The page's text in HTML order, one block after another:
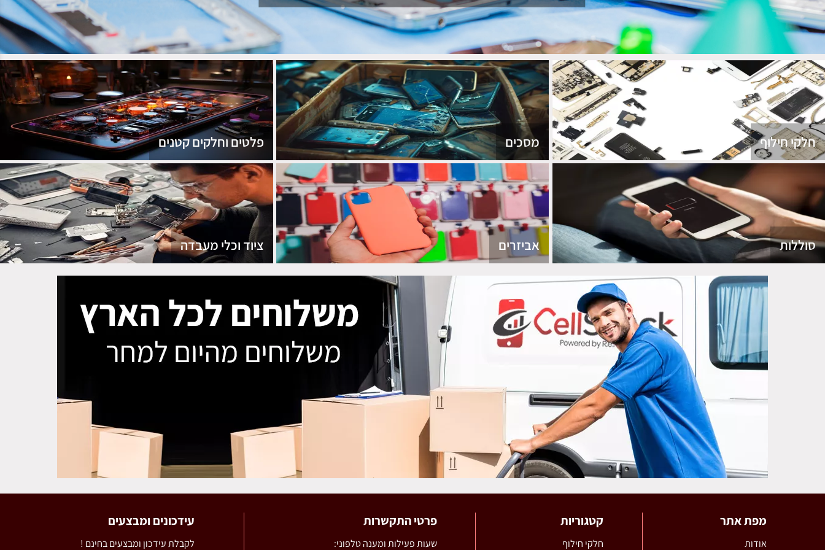
חלקי חילוף מסכים פלטים וחלקים קטנים
סוללות אביזרים ציוד וכלי מעבדה
מפת אתר
אודות
קטגוריות
חלקי חילוף
פרטי התקשרות
שעות פעילות ומענה טלפוני:
עידכונים ומבצעים
לקבלת עידכון ומבצעים בחינם !